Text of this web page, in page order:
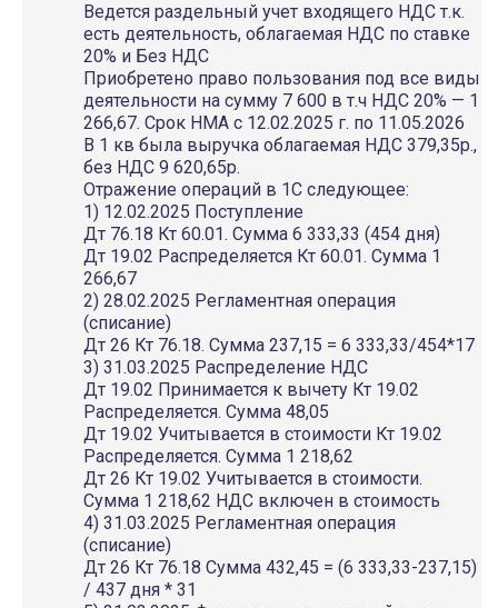
Ведется раздельный учет входящего НДС т.к.
есть деятельность, облагаемая НДС по ставке
20% и Без НДС
Приобретено право пользования под все виды
деятельности на сумму 7 600 в т.ч НДС 20% — 1
266,67. Срок НМА с 12.02.2025 г. по 11.05.2026
В 1 кв была выручка облагаемая НДС 379,35р.,
без НДС 9 620,65р.
Отражение операций в 1С следующее:
1) 12.02.2025 Поступление
Дт 76.18 Кт 60.01. Сумма 6 333,33 (454 дня)
Дт 19.02 Распределяется Кт 60.01. Сумма 1
266,67
2) 28.02.2025 Регламентная операция
(списание)
Дт 26 Кт 76.18. Сумма 237,15 = 6 333,33/454*17
3) 31.03.2025 Распределение НДС
Дт 19.02 Принимается к вычету Кт 19.02
Распределяется. Сумма 48,05
Дт 19.02 Учитывается в стоимости Кт 19.02
Распределяется. Сумма 1 218,62
Дт 26 Кт 19.02 Учитывается в стоимости.
Сумма 1 218,62 НДС включен в стоимость
4) 31.03.2025 Регламентная операция
(списание)
Дт 26 Кт 76.18 Сумма 432,45 = (6 333,33-237,15)
/ 437 дня * 31